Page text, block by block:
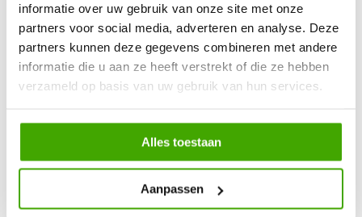
informatie over uw gebruik van onze site met onze
partners voor social media, adverteren en analyse. Deze
partners kunnen deze gegevens combineren met andere
informatie die u aan ze heeft verstrekt of die ze hebben
verzameld op basis van uw gebruik van hun services.
Alles toestaan
Aanpassen
niet alleen binnen 1 week verkopen, maar ook
voor een goede prijs! Wij gaan samen met jou
op zoek naar de ideale mix tussen het
realiseren van je wensen en een optimale
tussenkomst van dure makelaars! Je kent de
verhalen vast wel: door de crisis op de
woningmarkt duurde het voor veel
huiseigenaren erg lang om hun huis te kunnen